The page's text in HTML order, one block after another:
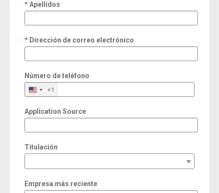
Apellidos
required
Dirección de correo electrónico
required
Número de teléfono
+1
Application Source
Titulación
Empresa más reciente